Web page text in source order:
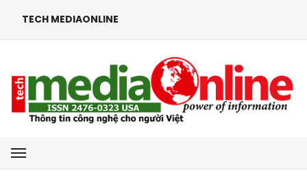
TECH MEDIAONLINE
Mở menu